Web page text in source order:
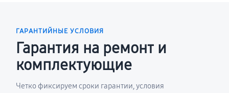
ГАРАНТИЙНЫЕ УСЛОВИЯ
Гарантия на ремонт и
комплектующие
Четко фиксируем сроки гарантии, условия